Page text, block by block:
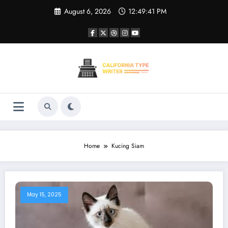
August 6, 2026 12:49:41 PM
Home Kucing Siam
May 15, 2025